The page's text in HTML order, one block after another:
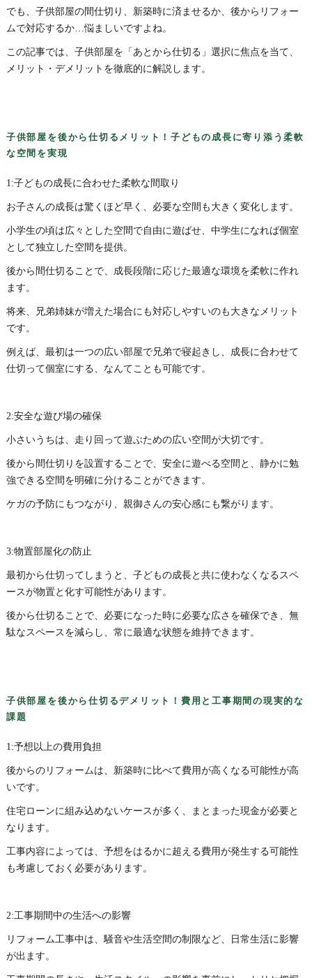
でも、子供部屋の間仕切り、新築時に済ませるか、後からリフォー
ムで対応するか…悩ましいですよね。
この記事では、子供部屋を「あとから仕切る」選択に焦点を当て、
メリット・デメリットを徹底的に解説します。
子供部屋を後から仕切るメリット！子どもの成長に寄り添う柔軟
な空間を実現
1:子どもの成長に合わせた柔軟な間取り
お子さんの成長は驚くほど早く、必要な空間も大きく変化します。
小学生の頃は広々とした空間で自由に遊ばせ、中学生になれば個室
として独立した空間を提供。
後から間仕切ることで、成長段階に応じた最適な環境を柔軟に作れ
ます。
将来、兄弟姉妹が増えた場合にも対応しやすいのも大きなメリット
です。
例えば、最初は一つの広い部屋で兄弟で寝起きし、成長に合わせて
仕切って個室にする、なんてことも可能です。
2:安全な遊び場の確保
小さいうちは、走り回って遊ぶための広い空間が大切です。
後から間仕切りを設置することで、安全に遊べる空間と、静かに勉
強できる空間を明確に分けることができます。
ケガの予防にもつながり、親御さんの安心感にも繋がります。
3:物置部屋化の防止
最初から仕切ってしまうと、子どもの成長と共に使わなくなるスペ
ースが物置と化す可能性があります。
後から仕切ることで、必要になった時に必要な広さを確保でき、無
駄なスペースを減らし、常に最適な状態を維持できます。
子供部屋を後から仕切るデメリット！費用と工事期間の現実的な
課題
1:予想以上の費用負担
後からのリフォームは、新築時に比べて費用が高くなる可能性が高
いです。
住宅ローンに組み込めないケースが多く、まとまった現金が必要と
なります。
工事内容によっては、予想をはるかに超える費用が発生する可能性
も考慮しておく必要があります。
2:工事期間中の生活への影響
リフォーム工事中は、騒音や生活空間の制限など、日常生活に影響
が出ます。